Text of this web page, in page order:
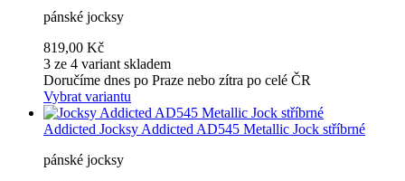
pánské jocksy
819,00 Kč
3 ze 4 variant skladem
Doručíme dnes po Praze nebo zítra po celé ČR
Vybrat variantu
Addicted Jocksy Addicted AD545 Metallic Jock stříbrné
pánské jocksy